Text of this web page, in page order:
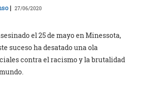
| 27/06/2020
el 25 de mayo en Minessota,
suceso ha desatado una ola
contra el racismo y la brutalidad